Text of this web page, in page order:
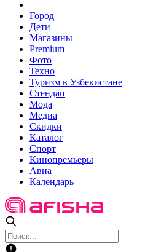
Город
Дети
Магазины
Premium
Фото
Техно
Туризм в Узбекистане
Стендап
Мода
Медиа
Скидки
Каталог
Спорт
Кинопремьеры
Авиа
Календарь